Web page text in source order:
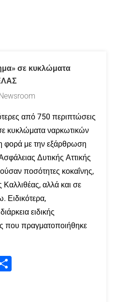
σε κυκλώματα
από 750 περιπτώσεις
κυκλώματα ναρκωτικών
φορά με την εξάρθρωση
Δυτικής Αττικής
ποσότητες κοκαΐνης,
αλλά και σε
Ειδικότερα,
ειδικής
που πραγματοποιήθηκε